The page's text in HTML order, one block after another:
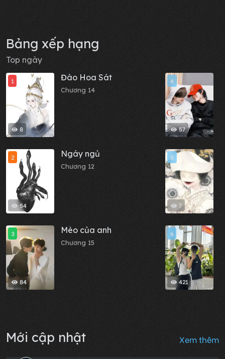
Bảng xếp hạng
Top ngày
8
1 Đào Hoa Sát
Chương 14
54
2 Ngáy ngủ
Chương 12
84
3 Mèo của anh
Chương 15
57
4
7
5
421
6
Mới cập nhật Xem thêm